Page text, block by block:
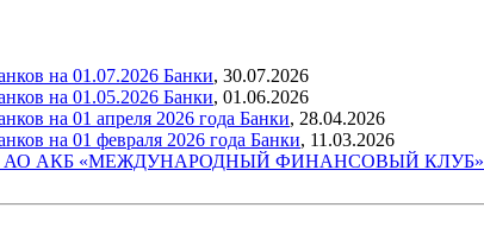
на 01.07.2026 Банки, 30.07.2026
на 01.05.2026 Банки, 01.06.2026
на 01 апреля 2026 года Банки, 28.04.2026
на 01 февраля 2026 года Банки, 11.03.2026
АО АКБ «МЕЖДУНАРОДНЫЙ ФИНАНСОВЫЙ КЛУБ»